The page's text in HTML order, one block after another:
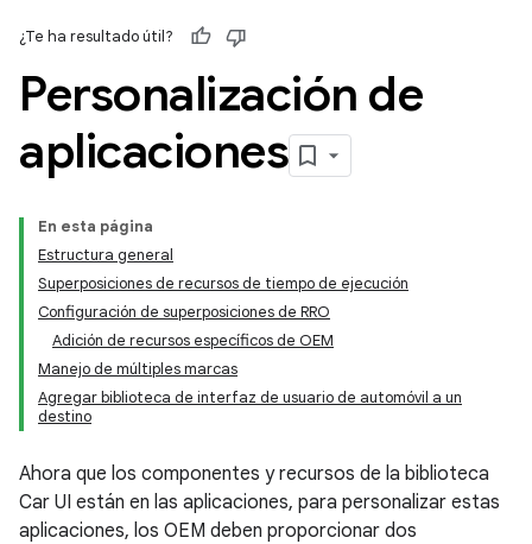
¿Te ha resultado útil?
Personalización de
aplicaciones
En esta página
Estructura general
Superposiciones de recursos de tiempo de ejecución
Configuración de superposiciones de RRO
Adición de recursos específicos de OEM
Manejo de múltiples marcas
Agregar biblioteca de interfaz de usuario de automóvil a un
destino
Ahora que los componentes y recursos de la biblioteca
Car UI están en las aplicaciones, para personalizar estas
aplicaciones, los OEM deben proporcionar dos